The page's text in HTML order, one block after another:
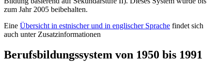
zum Jahr 2005 beibehalten.
Eine Übersicht in estnischer und in englischer Sprache findet sich
auch unter Zusatzinformationen
Berufsbildungssystem von 1950 bis 1991